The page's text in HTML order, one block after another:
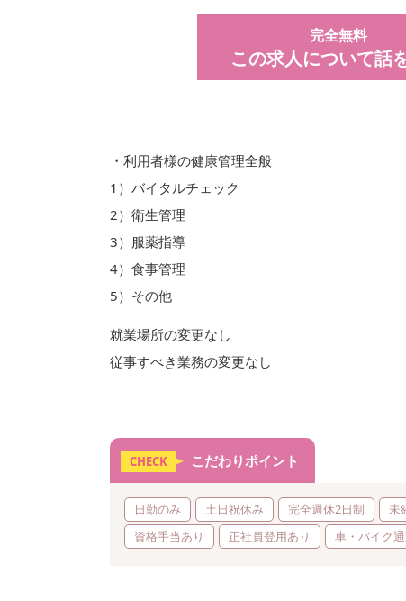
完全無料
この求人について話
・利用者様の健康管理全般
1）バイタルチェック
2）衛生管理
3）服薬指導
4）食事管理
5）その他
就業場所の変更なし
従事すべき業務の変更なし
CHECK こだわりポイント
日勤のみ 土日祝休み 完全週休2日制 未
資格手当あり
正社員登用あり 車・バイク